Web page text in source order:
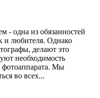
- одна из обязанностей
и любителя. Однако
делают это
необходимость
фотоаппарата. Мы
во всех...